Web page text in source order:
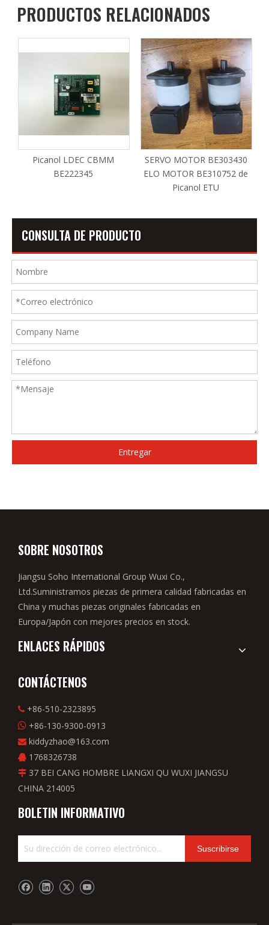
PRODUCTOS RELACIONADOS
Picanol LDEC CBMM
BE222345
SERVO MOTOR BE303430
ELO MOTOR BE310752 de
Picanol ETU
CONSULTA DE PRODUCTO
Entregar
SOBRE NOSOTROS
Jiangsu Soho International Group Wuxi Co.,
Ltd.Suministramos piezas de primera calidad fabricadas en
China y muchas piezas originales fabricadas en
Europa/Japón con mejores precios en stock.
ENLACES RÁPIDOS
CONTÁCTENOS
 +86-510-2323895
 +86-130-9300-0913
 kiddyzhao@163.com
 1768326738
 37 BEI CANG HOMBRE LIANGXI QU WUXI JIANGSU
CHINA 214005
BOLETIN INFORMATIVO
Suscribirse